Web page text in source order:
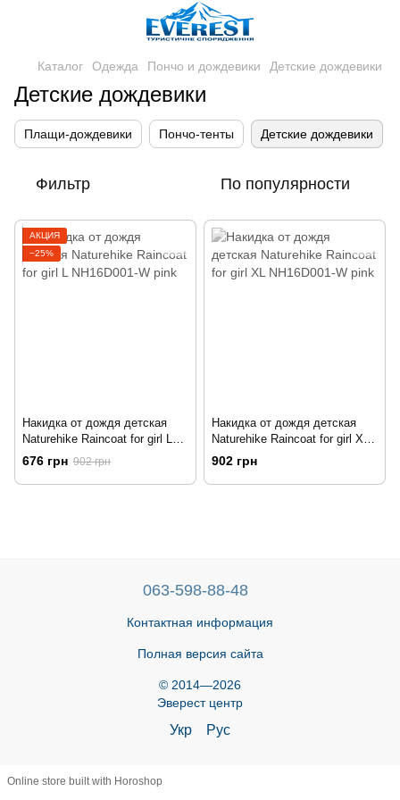
Каталог Одежда Пончо и дождевики Детские дождевики
Детские дождевики
Плащи-дождевики Пончо-тенты Детские дождевики
Фильтр По популярности
АКЦИЯ
−25%
Накидка от дождя детская
Naturehike Raincoat for girl L
NH16D001-W pink
676 грн 902 грн
Накидка от дождя детская
Naturehike Raincoat for girl XL
NH16D001-W pink
902 грн
063-598-88-48
Контактная информация
Полная версия сайта
© 2014—2026
Эверест центр
Укр Рус
Online store built with Horoshop